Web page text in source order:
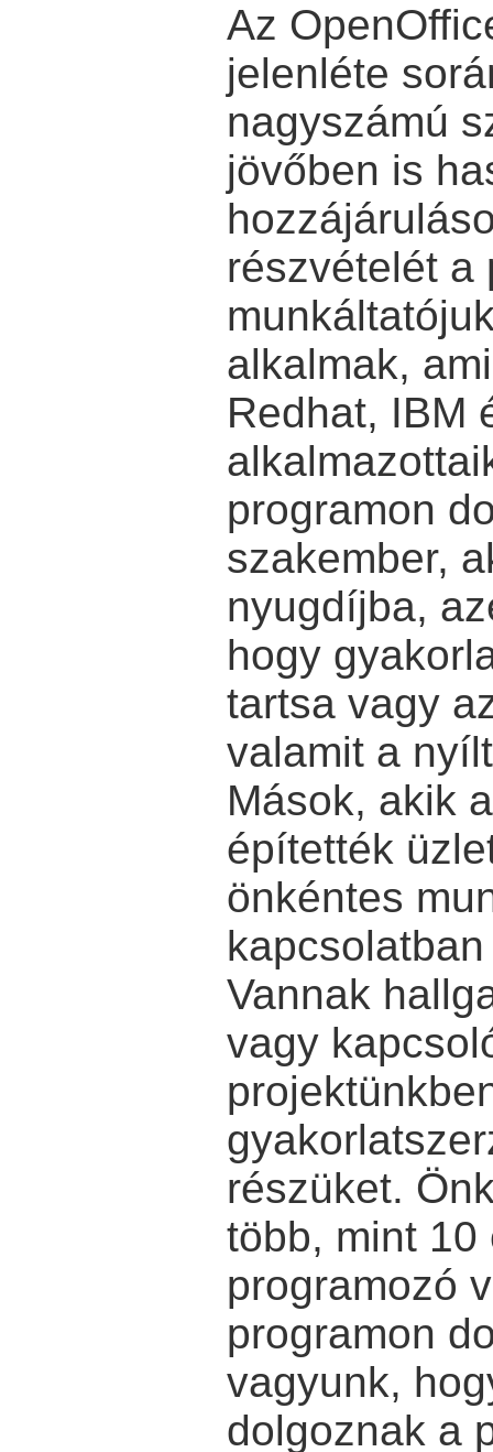
Az
jelenléte
nagyszámú
jövőben is
részvételét a
alkalmak,
Redhat, IBM
programon
szakember,
nyugdíjba,
hogy
tartsa vagy
valamit a
Mások, akik
építették
önkéntes
Vannak
vagy
részüket.
több, mint
programozó
programon
vagyunk,
dolgoznak a